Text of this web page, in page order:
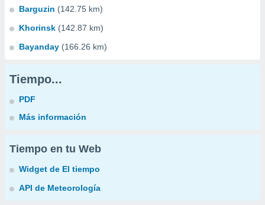
Barguzin (142.75 km)
Khorinsk (142.87 km)
Bayanday (166.26 km)
Tiempo...
PDF
Más información
Tiempo en tu Web
Widget de El tiempo
API de Meteorología